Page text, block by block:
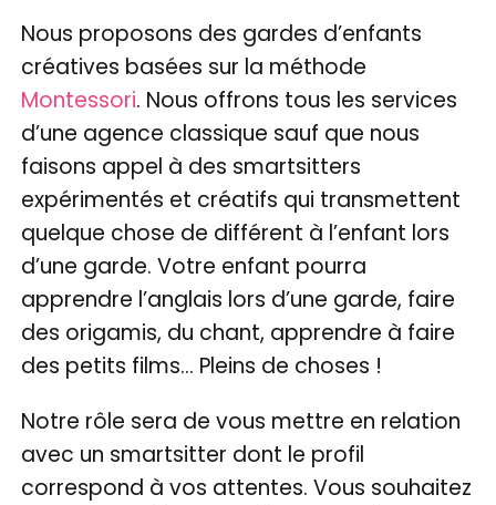
Nous proposons des gardes d’enfants
créatives basées sur la méthode
Montessori. Nous offrons tous les services
d’une agence classique sauf que nous
faisons appel à des smartsitters
expérimentés et créatifs qui transmettent
quelque chose de différent à l’enfant lors
d’une garde. Votre enfant pourra
apprendre l’anglais lors d’une garde, faire
des origamis, du chant, apprendre à faire
des petits films… Pleins de choses !
Notre rôle sera de vous mettre en relation
avec un smartsitter dont le profil
correspond à vos attentes. Vous souhaitez